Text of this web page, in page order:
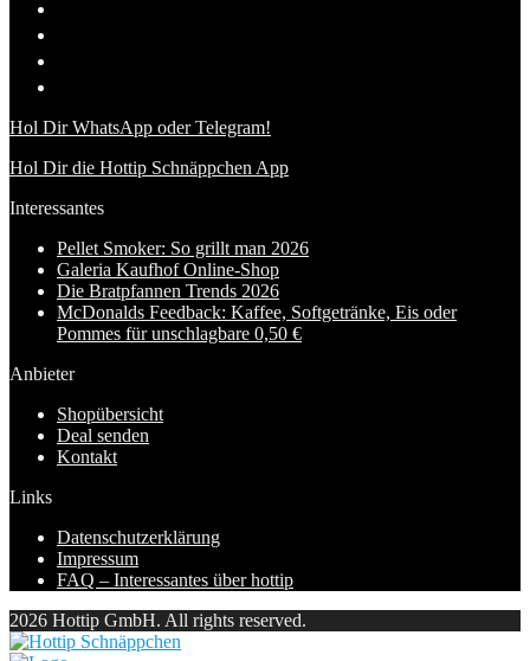
Hol Dir WhatsApp oder Telegram!
Hol Dir die Hottip Schnäppchen App
Interessantes
Pellet Smoker: So grillt man 2026
Galeria Kaufhof Online-Shop
Die Bratpfannen Trends 2026
McDonalds Feedback: Kaffee, Softgetränke, Eis oder
Pommes für unschlagbare 0,50 €
Anbieter
Shopübersicht
Deal senden
Kontakt
Links
Datenschutzerklärung
Impressum
FAQ – Interessantes über hottip
2026 Hottip GmbH. All rights reserved.